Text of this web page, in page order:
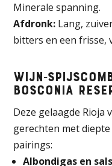
Minerale spanning.
Afdronk: Lang,
bitters en een frisse,
Bosconia
Deze gelaagde Rioja
gerechten met
pairings:
Albondigas en